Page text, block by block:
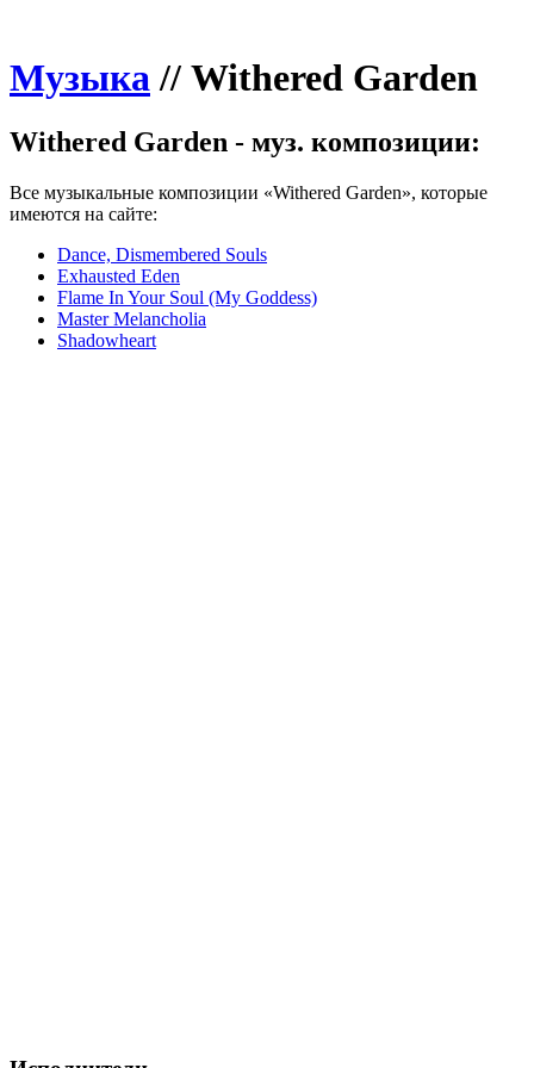
Музыка// Withered Garden
Withered Garden - муз. композиции:
Все музыкальные композиции «Withered Garden», которые
имеются на сайте:
Dance, Dismembered Souls
Exhausted Eden
Flame In Your Soul (My Goddess)
Master Melancholia
Shadowheart